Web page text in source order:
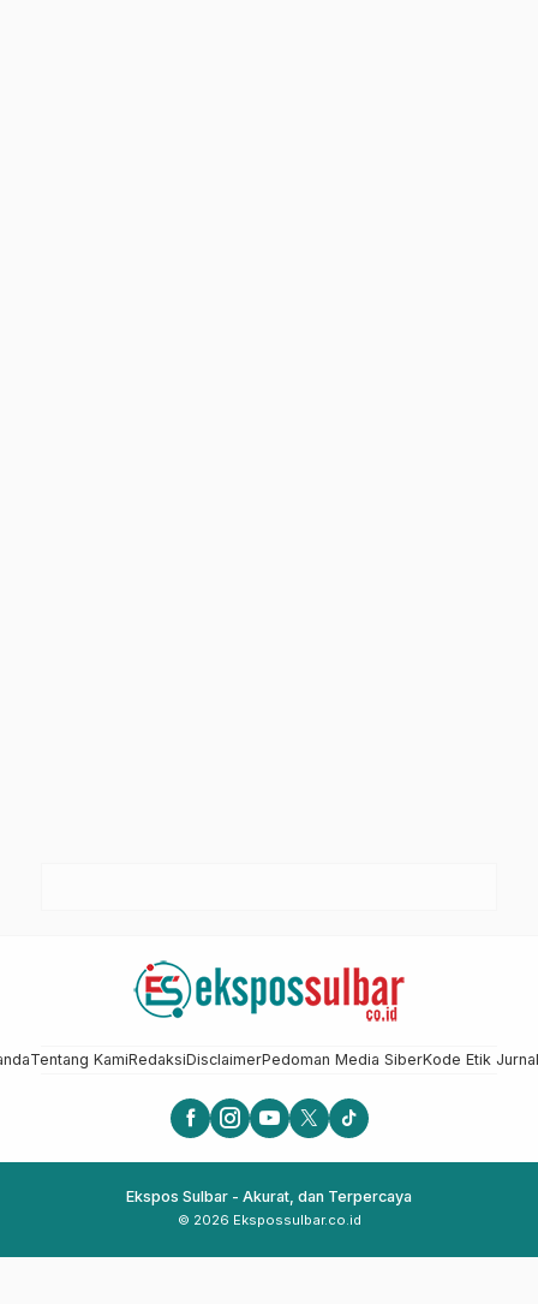
Tentang KamiRedaksiDisclaimerPedoman Media SiberKode Etik
Ekspos Sulbar - Akurat, dan Terpercaya
© 2026 Ekspossulbar.co.id